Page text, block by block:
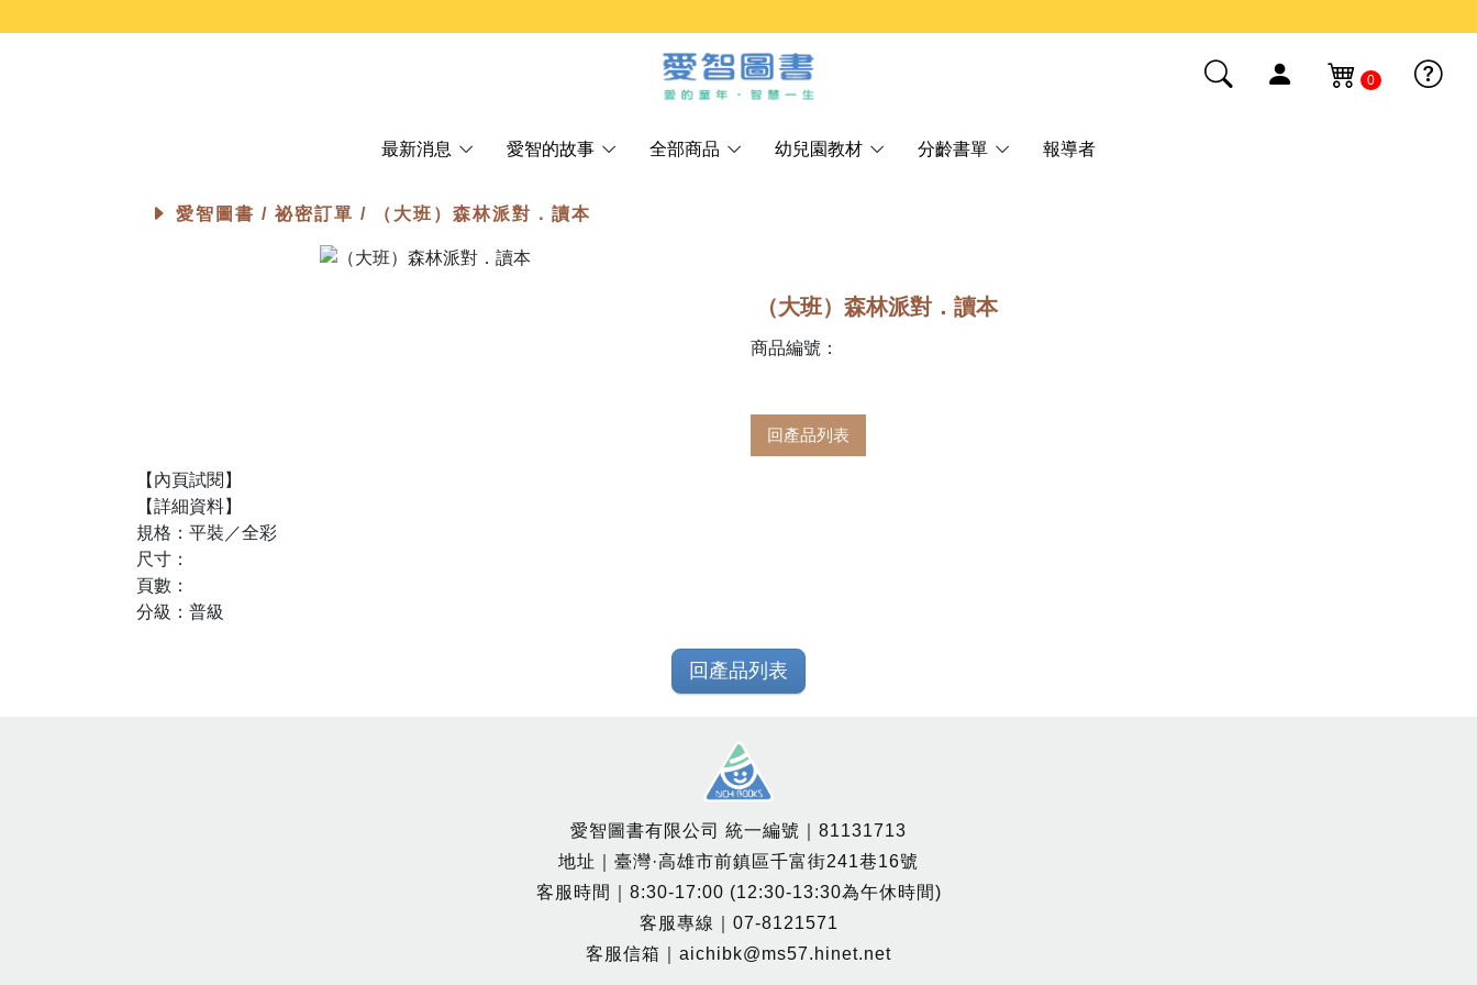
0
最新消息 愛智的故事 全部商品 幼兒園教材 分齡書單 報導者
愛智圖書 / 祕密訂單/ （大班）森林派對．讀本
（大班）森林派對．讀本
商品編號：
回產品列表
【內頁試閱】
【詳細資料】
規格：平裝／全彩
尺寸：
頁數：
分級：普級
回產品列表
愛智圖書有限公司 統一編號｜81131713
地址｜臺灣·高雄市前鎮區千富街241巷16號
客服時間｜8:30-17:00 (12:30-13:30為午休時間)
客服專線｜07-8121571
客服信箱｜aichibk@ms57.hinet.net